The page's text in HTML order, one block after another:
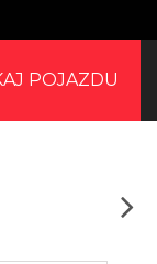
POJAZDU